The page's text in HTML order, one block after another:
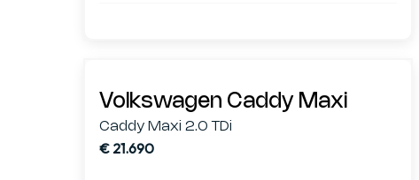
Volkswagen Caddy Maxi
Caddy Maxi 2.0 TDi
€ 21.690